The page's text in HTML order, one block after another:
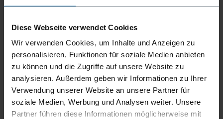
Diese Webseite verwendet Cookies
Wir verwenden Cookies, um Inhalte und Anzeigen zu
personalisieren, Funktionen für soziale Medien anbieten
zu können und die Zugriffe auf unsere Website zu
analysieren. Außerdem geben wir Informationen zu Ihrer
Verwendung unserer Website an unsere Partner für
soziale Medien, Werbung und Analysen weiter. Unsere
Partner führen diese Informationen möglicherweise mit